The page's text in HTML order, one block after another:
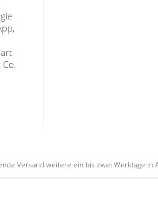
Versand weitere ein bis zwei Werktage in